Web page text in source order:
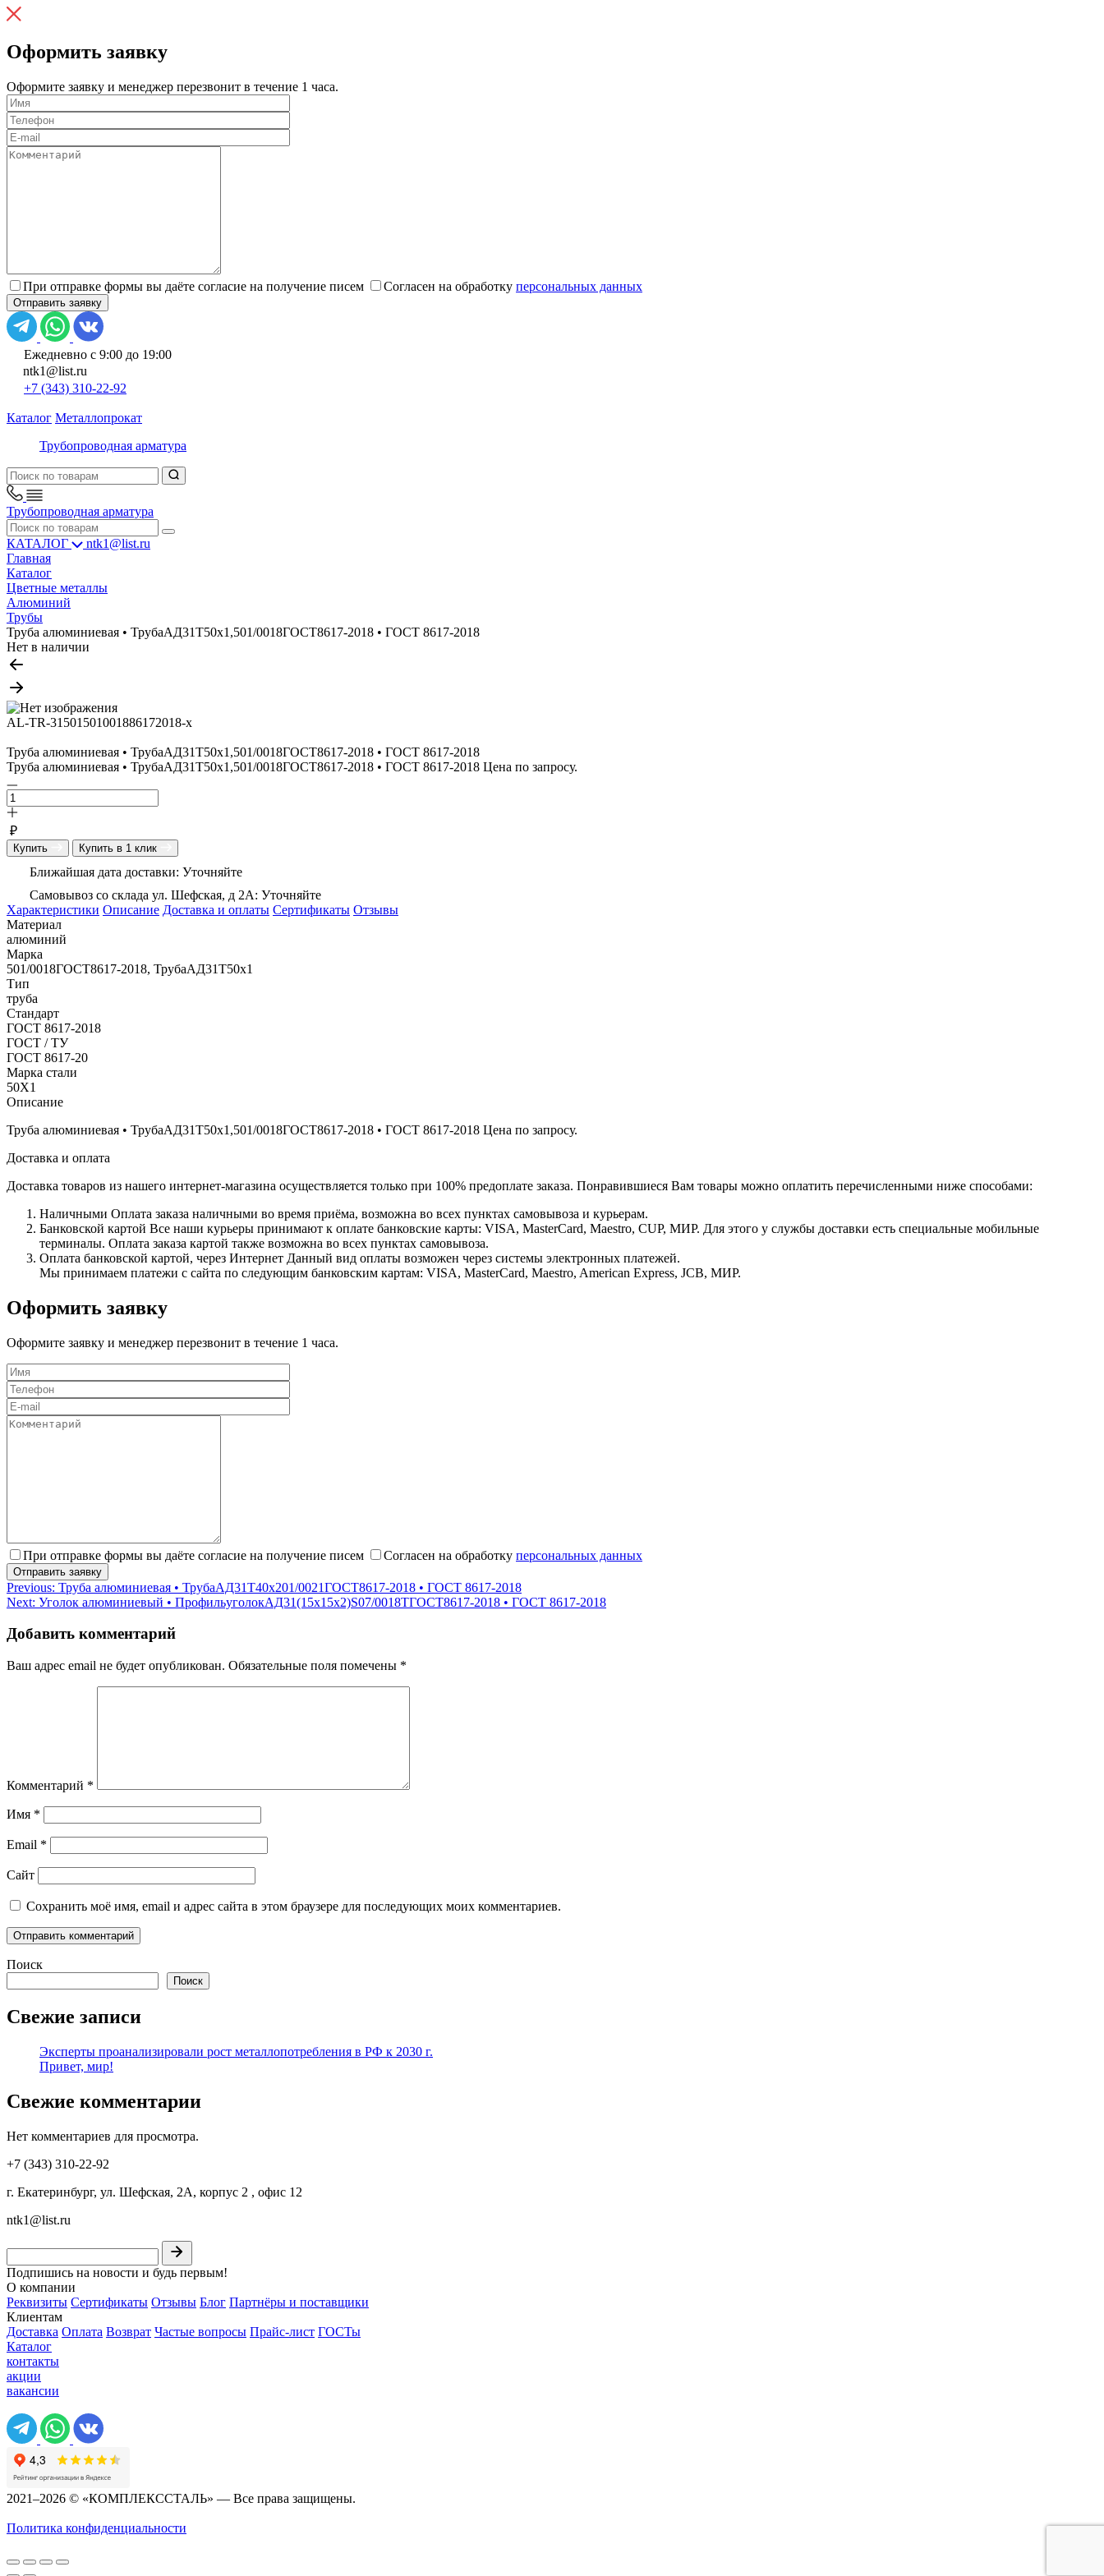
Оформить заявку
Оформите заявку и менеджер перезвонит в течение 1 часа.
При отправке формы вы даёте согласие на получение писем Согласен на обработку персональных данных
Ежедневно с 9:00 до 19:00
ntk1@list.ru
+7 (343) 310-22-92
Каталог Металлопрокат
Трубопроводная арматура
Трубопроводная арматура
КАТАЛОГ
ntk1@list.ru
Главная
Каталог
Цветные металлы
Алюминий
Трубы
Труба алюминиевая • ТрубаАД31Т50х1,501/0018ГОСТ8617-2018 • ГОСТ 8617-2018
Нет в наличии
AL-TR-31501501001886172018-x
Труба алюминиевая • ТрубаАД31Т50х1,501/0018ГОСТ8617-2018 • ГОСТ 8617-2018
Труба алюминиевая • ТрубаАД31Т50х1,501/0018ГОСТ8617-2018 • ГОСТ 8617-2018 Цена по запросу.
₽
Купить Купить в 1 клик
Ближайшая дата доставки: Уточняйте
Самовывоз со склада ул. Шефская, д 2А: Уточняйте
Характеристики Описание Доставка и оплаты Сертификаты Отзывы
Материал
алюминий
Марка
501/0018ГОСТ8617-2018, ТрубаАД31Т50х1
Тип
труба
Стандарт
ГОСТ 8617-2018
ГОСТ / ТУ
ГОСТ 8617-20
Марка стали
50Х1
Описание
Труба алюминиевая • ТрубаАД31Т50х1,501/0018ГОСТ8617-2018 • ГОСТ 8617-2018 Цена по запросу.
Доставка и оплата
Доставка товаров из нашего интернет-магазина осуществляется только при 100% предоплате заказа. Понравившиеся Вам товары можно оплатить перечисленными ниже способами:
Наличными Оплата заказа наличными во время приёма, возможна во всех пунктах самовывоза и курьерам.
Банковской картой Все наши курьеры принимают к оплате банковские карты: VISA, MasterCard, Maestro, CUP, МИР. Для этого у службы доставки есть специальные мобильные
терминалы. Оплата заказа картой также возможна во всех пунктах самовывоза.
Оплата банковской картой, через Интернет Данный вид оплаты возможен через системы электронных платежей.
Мы принимаем платежи с сайта по следующим банковским картам: VISA, MasterCard, Maestro, American Express, JCB, МИР.
Оформить заявку
Оформите заявку и менеджер перезвонит в течение 1 часа.
При отправке формы вы даёте согласие на получение писем Согласен на обработку персональных данных
Навигация
по
записям
Previous: Труба алюминиевая • ТрубаАД31Т40х201/0021ГОСТ8617-2018 • ГОСТ 8617-2018
Next: Уголок алюминиевый • ПрофильуголокАД31(15х15х2)S07/0018ТГОСТ8617-2018 • ГОСТ 8617-2018
Добавить комментарий
Ваш адрес email не будет опубликован. Обязательные поля помечены *
Комментарий *
Имя *
Email *
Сайт
Сохранить моё имя, email и адрес сайта в этом браузере для последующих моих комментариев.
Поиск
Поиск
Свежие записи
Эксперты проанализировали рост металлопотребления в РФ к 2030 г.
Привет, мир!
Свежие комментарии
Нет комментариев для просмотра.
+7 (343) 310-22-92
г. Екатеринбург, ул. Шефская, 2А, корпус 2 , офис 12
ntk1@list.ru
Подпишись на новости и будь первым!
О компании
Реквизиты Сертификаты Отзывы Блог Партнёры и поставщики
Клиентам
Доставка Оплата Возврат Частые вопросы Прайс-лист ГОСТы
Каталог
контакты
акции
вакансии
2021–2026 © «КОМПЛЕКССТАЛЬ» — Все права защищены.
Политика конфиденциальности